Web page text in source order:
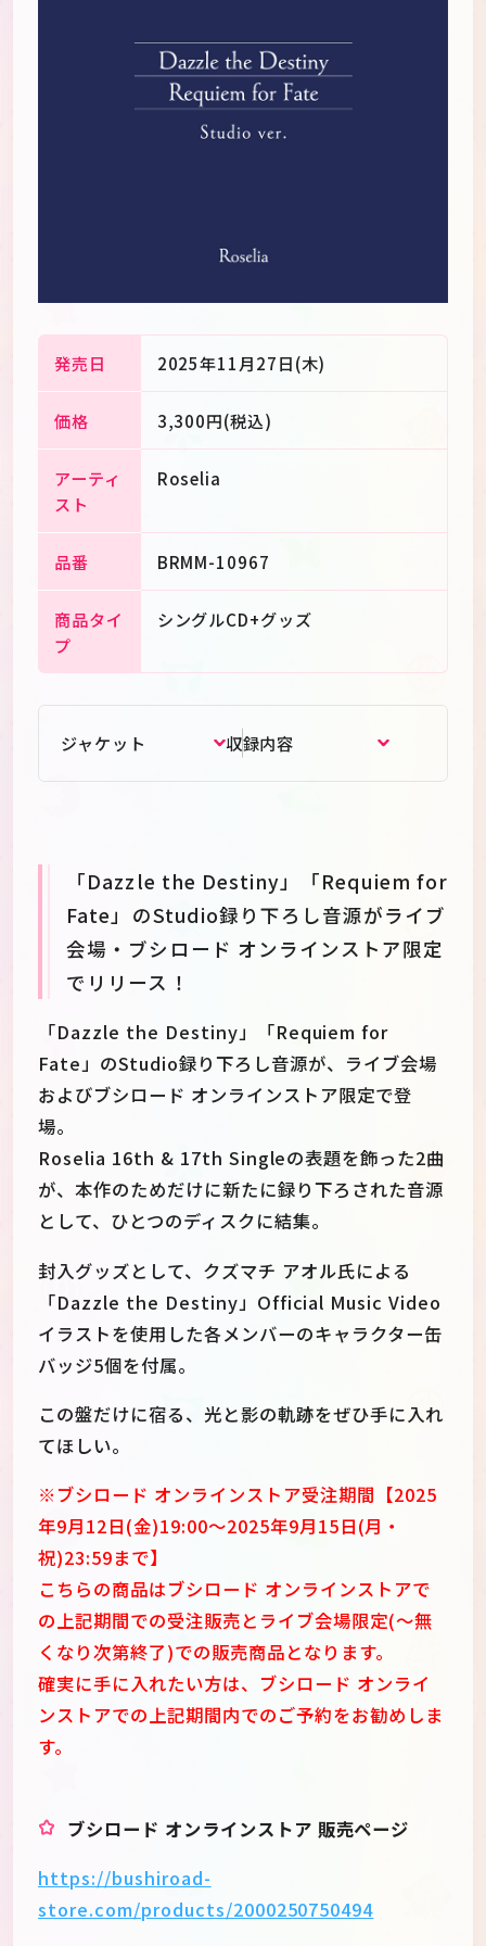
発売日 2025年11月27日(木)
価格 3,300円(税込)
アーティ
スト
Roselia
品番 BRMM-10967
商品タイ
プ
シングルCD+グッズ
ジャケット 収録内容
「Dazzle the Destiny」「Requiem for
Fate」のStudio録り下ろし音源がライブ
会場・ブシロード オンラインストア限定
でリリース！
「Dazzle the Destiny」「Requiem for
Fate」のStudio録り下ろし音源が、ライブ会場
およびブシロード オンラインストア限定で登
場。
Roselia 16th & 17th Singleの表題を飾った2曲
が、本作のためだけに新たに録り下ろされた音源
として、ひとつのディスクに結集。
封入グッズとして、クズマチ アオル氏による
「Dazzle the Destiny」Official Music Video
イラストを使用した各メンバーのキャラクター缶
バッジ5個を付属。
この盤だけに宿る、光と影の軌跡をぜひ手に入れ
てほしい。
※ブシロード オンラインストア受注期間【2025
年9月12日(金)19:00～2025年9月15日(月・
祝)23:59まで】
こちらの商品はブシロード オンラインストアで
の上記期間での受注販売とライブ会場限定(～無
くなり次第終了)での販売商品となります。
確実に手に入れたい方は、ブシロード オンライ
ンストアでの上記期間内でのご予約をお勧めしま
す。
ブシロード オンラインストア 販売ページ
https://bushiroad-
store.com/products/2000250750494